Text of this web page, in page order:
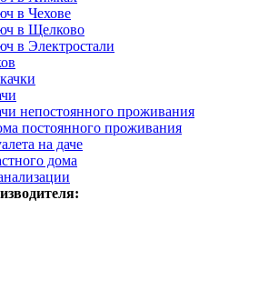
в Чехове
в Щелково
в Электростали
непостоянного проживания
постоянного проживания
на даче
дома